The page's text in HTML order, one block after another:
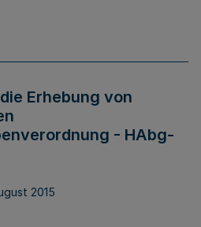
Erhebung von
- HAbg-
2015